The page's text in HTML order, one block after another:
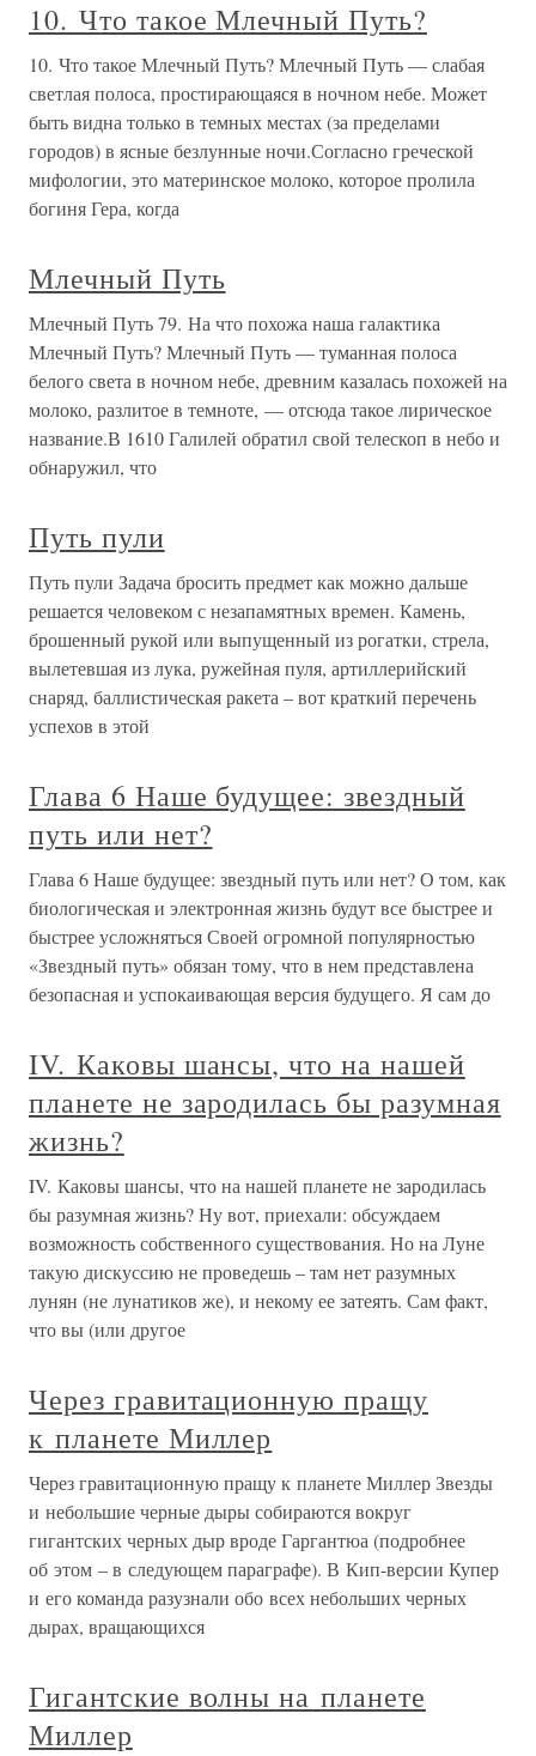
10. Что такое Млечный Путь?
10. Что такое Млечный Путь? Млечный Путь — слабая
светлая полоса, простирающаяся в ночном небе. Может
быть видна только в темных местах (за пределами
городов) в ясные безлунные ночи.Согласно греческой
мифологии, это материнское молоко, которое пролила
богиня Гера, когда
Млечный Путь
Млечный Путь 79. На что похожа наша галактика
Млечный Путь? Млечный Путь — туманная полоса
белого света в ночном небе, древним казалась похожей на
молоко, разлитое в темноте, — отсюда такое лирическое
название.В 1610 Галилей обратил свой телескоп в небо и
обнаружил, что
Путь пули
Путь пули Задача бросить предмет как можно дальше
решается человеком с незапамятных времен. Камень,
брошенный рукой или выпущенный из рогатки, стрела,
вылетевшая из лука, ружейная пуля, артиллерийский
снаряд, баллистическая ракета – вот краткий перечень
успехов в этой
Глава 6 Наше будущее: звездный
путь или нет?
Глава 6 Наше будущее: звездный путь или нет? О том, как
биологическая и электронная жизнь будут все быстрее и
быстрее усложняться Своей огромной популярностью
«Звездный путь» обязан тому, что в нем представлена
безопасная и успокаивающая версия будущего. Я сам до
IV. Каковы шансы, что на нашей
планете не зародилась бы разумная
жизнь?
IV. Каковы шансы, что на нашей планете не зародилась
бы разумная жизнь? Ну вот, приехали: обсуждаем
возможность собственного существования. Но на Луне
такую дискуссию не проведешь – там нет разумных
лунян (не лунатиков же), и некому ее затеять. Сам факт,
что вы (или другое
Через гравитационную пращу
к планете Миллер
Через гравитационную пращу к планете Миллер Звезды
и небольшие черные дыры собираются вокруг
гигантских черных дыр вроде Гаргантюа (подробнее
об этом – в следующем параграфе). В Кип-версии Купер
и его команда разузнали обо всех небольших черных
дырах, вращающихся
Гигантские волны на планете
Миллер